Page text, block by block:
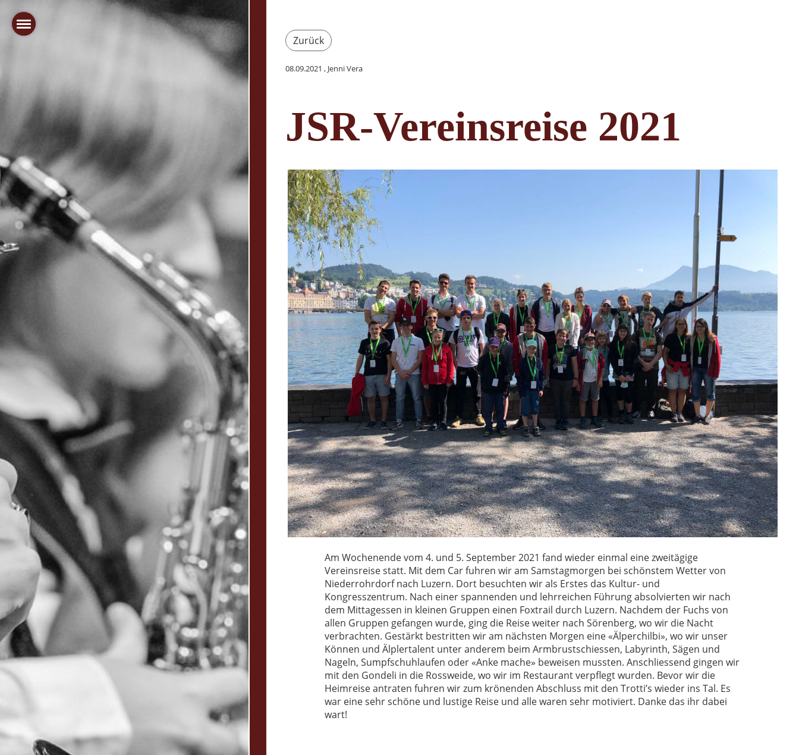
Zurück
08.09.2021 , Jenni Vera
JSR-Vereinsreise 2021
Am Wochenende vom 4. und 5. September 2021 fand wieder einmal eine zweitägige
Vereinsreise statt. Mit dem Car fuhren wir am Samstagmorgen bei schönstem Wetter von
Niederrohrdorf nach Luzern. Dort besuchten wir als Erstes das Kultur- und
Kongresszentrum. Nach einer spannenden und lehrreichen Führung absolvierten wir nach
dem Mittagessen in kleinen Gruppen einen Foxtrail durch Luzern. Nachdem der Fuchs von
allen Gruppen gefangen wurde, ging die Reise weiter nach Sörenberg, wo wir die Nacht
verbrachten. Gestärkt bestritten wir am nächsten Morgen eine «Älperchilbi», wo wir unser
Können und Älplertalent unter anderem beim Armbrustschiessen, Labyrinth, Sägen und
Nageln, Sumpfschuhlaufen oder «Anke mache» beweisen mussten. Anschliessend gingen wir
mit den Gondeli in die Rossweide, wo wir im Restaurant verpflegt wurden. Bevor wir die
Heimreise antraten fuhren wir zum krönenden Abschluss mit den Trotti’s wieder ins Tal. Es
war eine sehr schöne und lustige Reise und alle waren sehr motiviert. Danke das ihr dabei
wart!